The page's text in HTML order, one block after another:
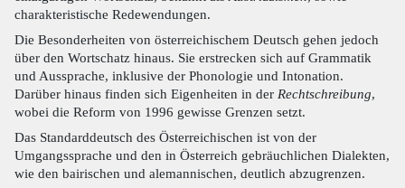
charakteristische Redewendungen.
Die Besonderheiten von österreichischem Deutsch gehen jedoch
über den Wortschatz hinaus. Sie erstrecken sich auf Grammatik
und Aussprache, inklusive der Phonologie und Intonation.
Darüber hinaus finden sich Eigenheiten in der Rechtschreibung,
wobei die Reform von 1996 gewisse Grenzen setzt.
Das Standarddeutsch des Österreichischen ist von der
Umgangssprache und den in Österreich gebräuchlichen Dialekten,
wie den bairischen und alemannischen, deutlich abzugrenzen.